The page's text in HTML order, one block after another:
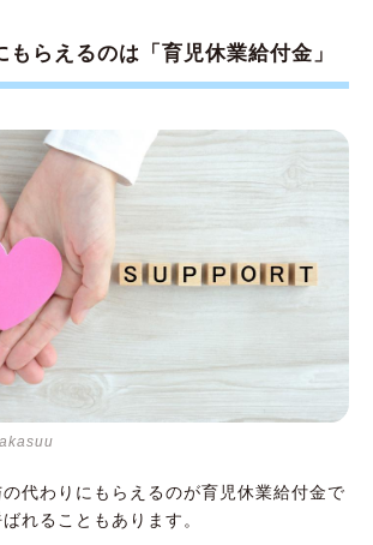
もらえるのは「育児休業給付金」
代わりにもらえるのが育児休業給付金で
れることもあります。